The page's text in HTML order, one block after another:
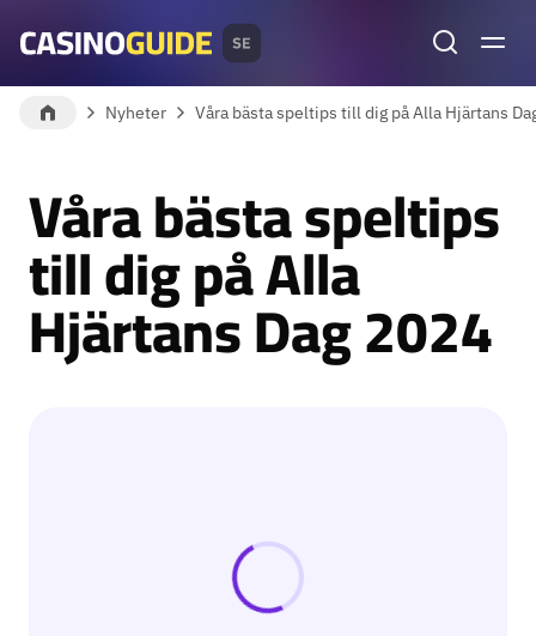
Sök MENY
Nyheter Våra bästa speltips till dig på Alla Hjärtans
Våra bästa speltips
till dig på Alla
Hjärtans Dag 2024